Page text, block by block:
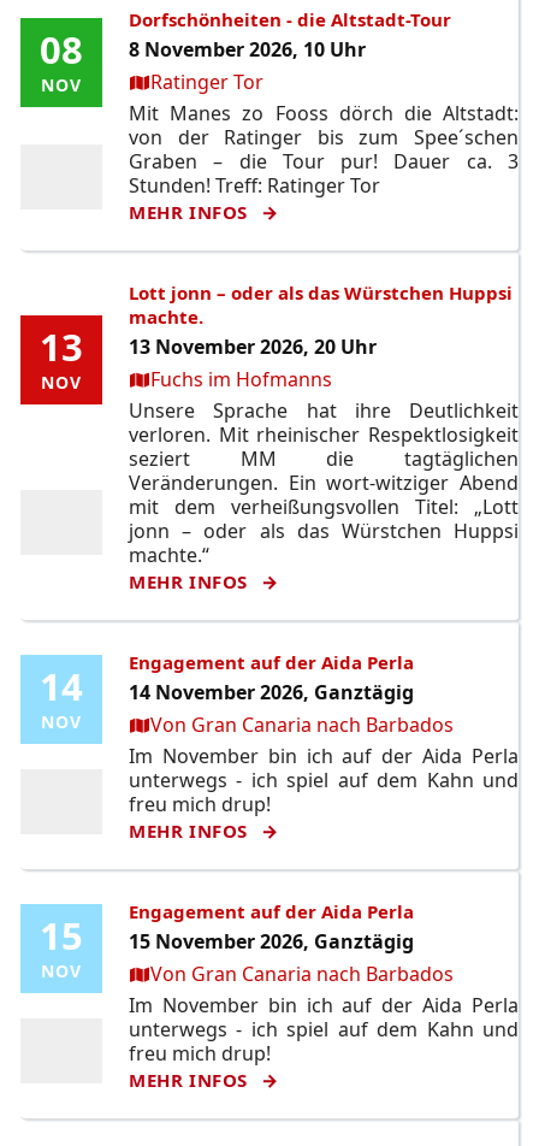
08
NOV
08
NOV
Dorfschönheiten - die Altstadt-Tour
8 November 2026, 10 Uhr
Ort:Ratinger Tor
Mit Manes zo Fooss dörch die Altstadt:
von der Ratinger bis zum Spee´schen
Graben – die Tour pur! Dauer ca. 3
Stunden! Treff: Ratinger Tor
MEHR INFOS
13
NOV
13
NOV
Lott jonn – oder als das Würstchen Huppsi
machte.
13 November 2026, 20 Uhr
Ort:Fuchs im Hofmanns
Unsere Sprache hat ihre Deutlichkeit
verloren. Mit rheinischer Respektlosigkeit
seziert MM die tagtäglichen
Veränderungen. Ein wort-witziger Abend
mit dem verheißungsvollen Titel: „Lott
jonn – oder als das Würstchen Huppsi
machte.“
MEHR INFOS
14
NOV
14
NOV
Engagement auf der Aida Perla
14 November 2026, Ganztägig
Ort:Von Gran Canaria nach Barbados
Im November bin ich auf der Aida Perla
unterwegs - ich spiel auf dem Kahn und
freu mich drup!
MEHR INFOS
15
NOV
15
NOV
Engagement auf der Aida Perla
15 November 2026, Ganztägig
Ort:Von Gran Canaria nach Barbados
Im November bin ich auf der Aida Perla
unterwegs - ich spiel auf dem Kahn und
freu mich drup!
MEHR INFOS